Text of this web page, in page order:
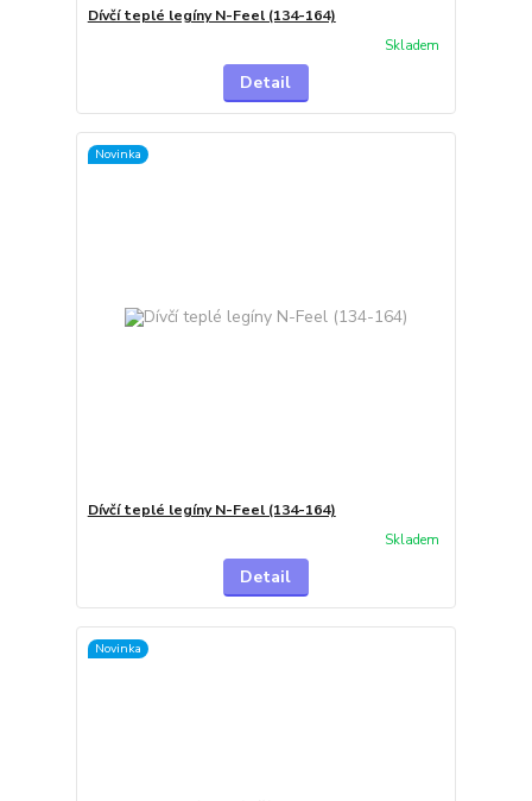
Dívčí teplé legíny N-Feel (134-164)
Skladem
Detail
Novinka
Dívčí teplé legíny N-Feel (134-164)
Skladem
Detail
Novinka